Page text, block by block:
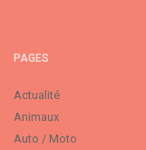
PAGES
Actualité
Animaux
Auto / Moto